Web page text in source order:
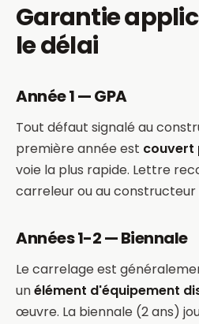
Garantie
le délai
Année 1 — GPA
Tout défaut signalé au
première année est couvert
voie la plus rapide. Lettre
carreleur ou au constructeur
Années 1-2 — Biennale
Le carrelage est
unélément d'équipement
œuvre. La biennale (2 ans)